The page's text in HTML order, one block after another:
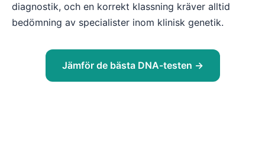
diagnostik, och en korrekt klassning kräver alltid
bedömning av specialister inom klinisk genetik.
Jämför de bästa DNA-testen →